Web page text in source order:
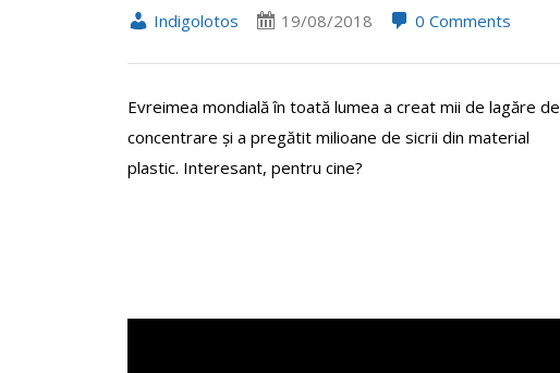
Indigolotos 19/08/2018 0 Comments
Evreimea mondială în toată lumea a creat mii de lagăre de
concentrare și a pregătit milioane de sicrii din material
plastic. Interesant, pentru cine?